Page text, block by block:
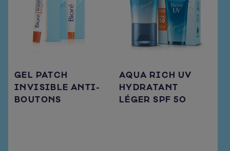
GEL PATCH
INVISIBLE ANTI-
BOUTONS
AQUA RICH UV
HYDRATANT
LÉGER SPF 50